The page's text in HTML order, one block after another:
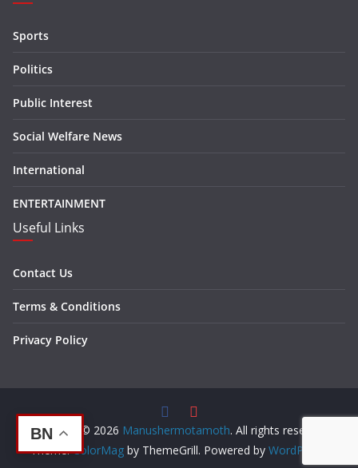
Sports
Politics
Public Interest
Social Welfare News
International
ENTERTAINMENT
Useful Links
Contact Us
Terms & Conditions
Privacy Policy
Copyright © 2026 Manushermotamoth. All rights reserved.
Theme:ColorMag by ThemeGrill. Powered by WordPress
BN